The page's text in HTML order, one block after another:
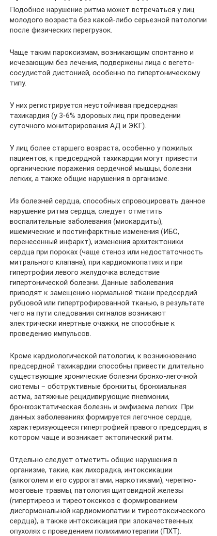
Подобное нарушение ритма может встречаться у лиц
молодого возраста без какой-либо серьезной патологии
после физических перегрузок.
Чаще таким пароксизмам, возникающим спонтанно и
исчезающим без лечения, подвержены лица с вегето-
сосудистой дистонией, особенно по гипертоническому
типу.
У них регистрируется неустойчивая предсердная
тахикардия (у 3-6% здоровых лиц при проведении
суточного мониторирования АД и ЭКГ).
У лиц более старшего возраста, особенно у пожилых
пациентов, к предсердной тахикардии могут привести
органические поражения сердечной мышцы, болезни
легких, а также общие нарушения в организме.
Из болезней сердца, способных спровоцировать данное
нарушение ритма сердца, следует отметить
воспалительные заболевания (миокардиты),
ишемические и постинфарктные изменения (ИБС,
перенесенный инфаркт), изменения архитектоники
сердца при пороках (чаще стеноз или недостаточность
митрального клапана), при кардиомиопатиях и при
гипертрофии левого желудочка вследствие
гипертонической болезни. Данные заболевания
приводят к замещению нормальной ткани предсердий
рубцовой или гипертрофированной тканью, в результате
чего на пути следования сигналов возникают
электрически инертные очажки, не способные к
проведению импульсов.
Кроме кардиологической патологии, к возникновению
предсердной тахикардии способны привести длительно
существующие хронические болезни бронхо-легочной
системы – обструктивные бронхиты, бронхиальная
астма, затяжные рецидивирующие пневмонии,
бронхоэктатическая болезнь и эмфизема легких. При
данных заболеваниях формируется легочное сердце,
характеризующееся гипертрофией правого предсердия, в
котором чаще и возникает эктопический ритм.
Отдельно следует отметить общие нарушения в
организме, такие, как лихорадка, интоксикации
(алкоголем и его суррогатами, наркотиками), черепно-
мозговые травмы, патология щитовидной железы
(гипертиреоз и тиреотоксикоз с формированием
дисгормональной кардиомиопатии и тиреотоксического
сердца), а также интоксикация при злокачественных
опухолях с проведением полихимиотерапии (ПХТ).